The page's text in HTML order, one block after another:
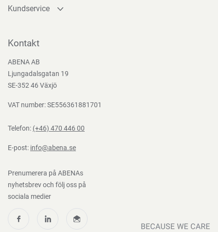
Kundservice
Bli kund
Nedladdningar
Kontakt
ABENA AB
Ljungadalsgatan 19
SE-352 46 Växjö
VAT number: SE556361881701
Telefon: (+46) 470 446 00
E-post: info@abena.se
Prenumerera på ABENAs
nyhetsbrev och följ oss på
sociala medier